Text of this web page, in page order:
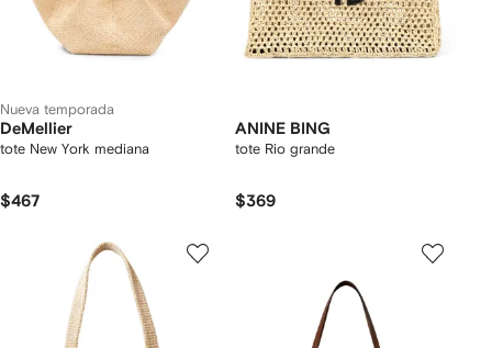
Nueva temporada
DeMellier
tote New York mediana
$467
ANINE BING
tote Rio grande
$369